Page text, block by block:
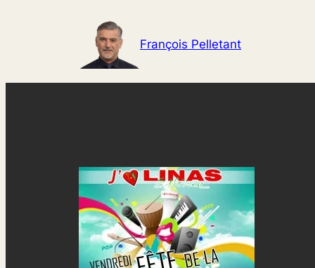
François Pelletant